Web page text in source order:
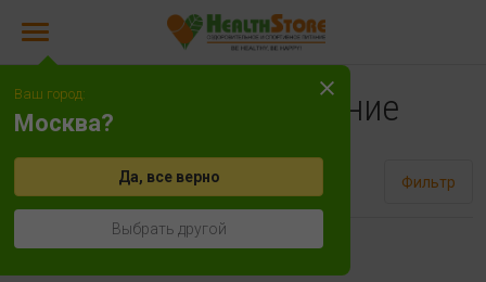
Спортивное питание
Сортировать Фильтр
Ваш город:
Москва?
Да, все верно
Выбрать другой